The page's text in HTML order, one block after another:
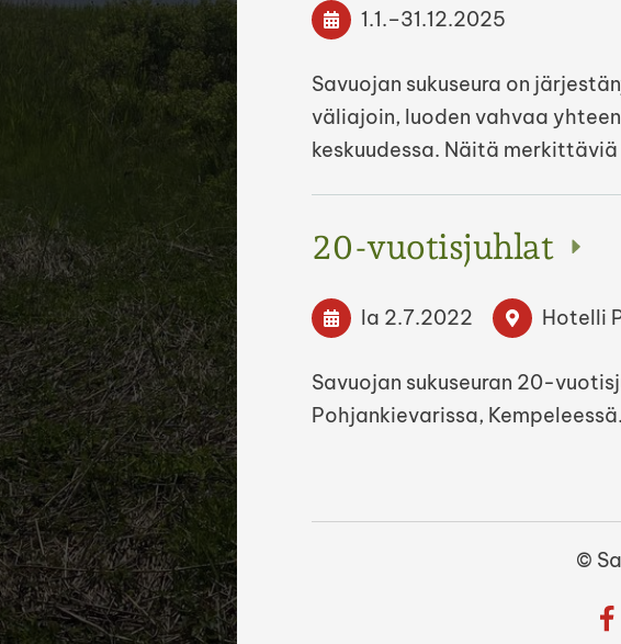
1.1.–31.12.2025
Savuojan sukuseura on
väliajoin, luoden vahvaa
keskuudessa. Näitä
20-vuotisjuhlat
la 2.7.2022 Hotelli
Savuojan sukuseuran 20-
Pohjankievarissa, Kempeleessä.
©